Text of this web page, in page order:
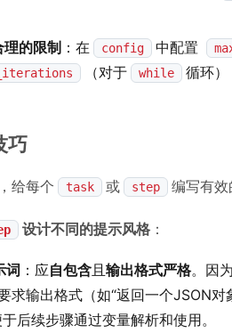
的限制 ：在 config 中配置
（对于 while
循环
巧
给每个 task 或 step 编写有
设计不同的提示风格 ：
词 ：应自包含且 输出格式严格。因
求输出格式（如“返回一个JSON
后续步骤通过变量解析和使用。